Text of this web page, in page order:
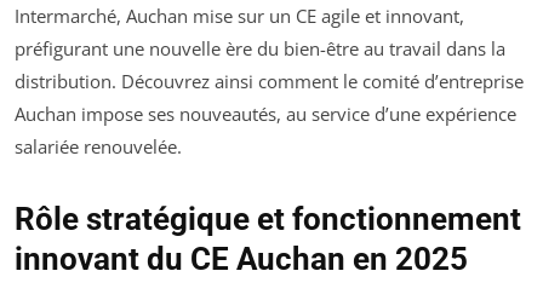
Intermarché, Auchan mise sur un CE agile et innovant,
préfigurant une nouvelle ère du bien-être au travail dans la
distribution. Découvrez ainsi comment le comité d’entreprise
Auchan impose ses nouveautés, au service d’une expérience
salariée renouvelée.
Rôle stratégique et fonctionnement
innovant du CE Auchan en 2025